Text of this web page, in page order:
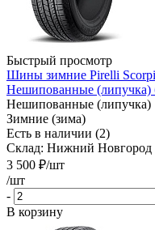
Быстрый просмотр
Шины зимние Pirelli
Нешипованные (липучка)
Нешипованные (липучка)
Зимние (зима)
Есть в наличии (2)
Склад: Нижний Новгород
3 500 ₽/шт
/шт
-
В корзину